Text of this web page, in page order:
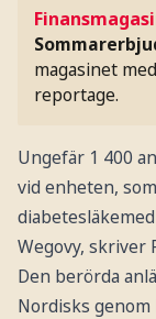
magasinet
reportage.
Ungefär 1 400
vid enheten,
Wegovy, skriver
Den berörda
Nordisks